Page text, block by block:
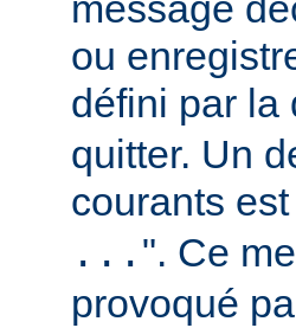
ou
défini par la
quitter. Un
courants est
... ". Ce
provoqué